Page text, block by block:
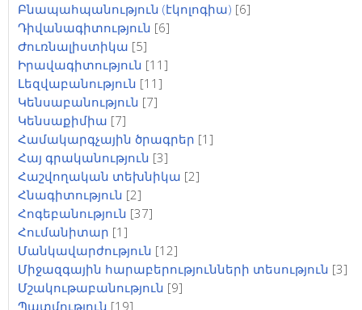
Բնապահպանություն (էկոլոգիա) [6]
Դիվանագիտություն [6]
Ժուռնալիստիկա [5]
Իրավագիտություն [11]
Լեզվաբանություն [11]
Կենսաբանություն [7]
Կենսաքիմիա [7]
Համակարգչային ծրագրեր [1]
Հայ գրականություն [3]
Հաշվողական տեխնիկա [2]
Հնագիտություն [2]
Հոգեբանություն [37]
Հումանիտար [1]
Մանկավարժություն [12]
Միջազգային հարաբերությունների տեսություն [3]
Մշակութաբանություն [9]
Պատմություն [19]